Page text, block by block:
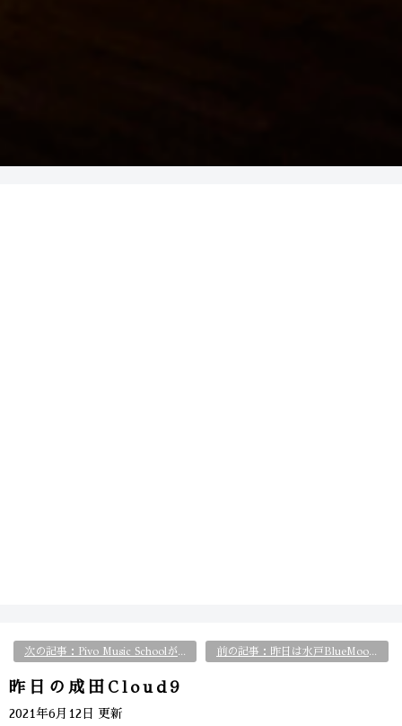
次の記事：Pivo Music Schoolが立石BASE281へ出張！ 前の記事：昨日は水戸BlueMoodsへ
昨日の成田Cloud9
2021年6月12日 更新